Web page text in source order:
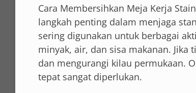
Cara Membersihkan Meja Kerja
langkah penting dalam menjaga
sering digunakan untuk berbagai
minyak, air, dan sisa makanan.
dan mengurangi kilau permukaan.
tepat sangat diperlukan.